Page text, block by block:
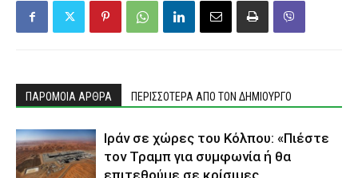
ΠΑΡΟΜΟΙΑ ΑΡΘΡΑ ΠΕΡΙΣΣΟΤΕΡΑ ΑΠΟ ΤΟΝ ΔΗΜΙΟΥΡΓΟ
Ιράν σε χώρες του Κόλπου: «Πιέστε
τον Τραμπ για συμφωνία ή θα